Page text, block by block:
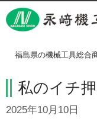
Skip
to
福島県の機械工具総合
私のイチ
2025年10月10日